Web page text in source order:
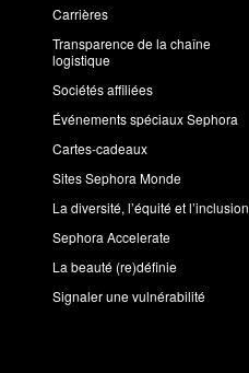
Carrières
Transparence de la chaîne
logistique
Sociétés affiliées
Événements spéciaux Sephora
Cartes-cadeaux
Sites Sephora Monde
La diversité, l’équité et l’inclusion
Sephora Accelerate
La beauté (re)définie
Signaler une vulnérabilité